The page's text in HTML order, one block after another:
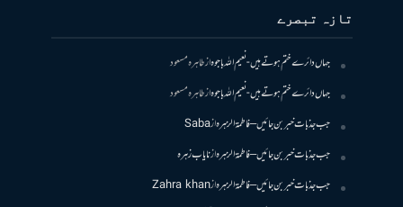
تازہ تبصرے
جہاں دائرے ختم ہوتے ہیں- نعیم اللہ باجوہازطاہرہ مسعود
جہاں دائرے ختم ہوتے ہیں- نعیم اللہ باجوہازطاہرہ مسعود
جب جذبات خبر بن جائیں – فاطمۃالزہرہازSaba
جب جذبات خبر بن جائیں – فاطمۃالزہرہازنایاب زہرہ
جب جذبات خبر بن جائیں – فاطمۃالزہرہازZahra khan